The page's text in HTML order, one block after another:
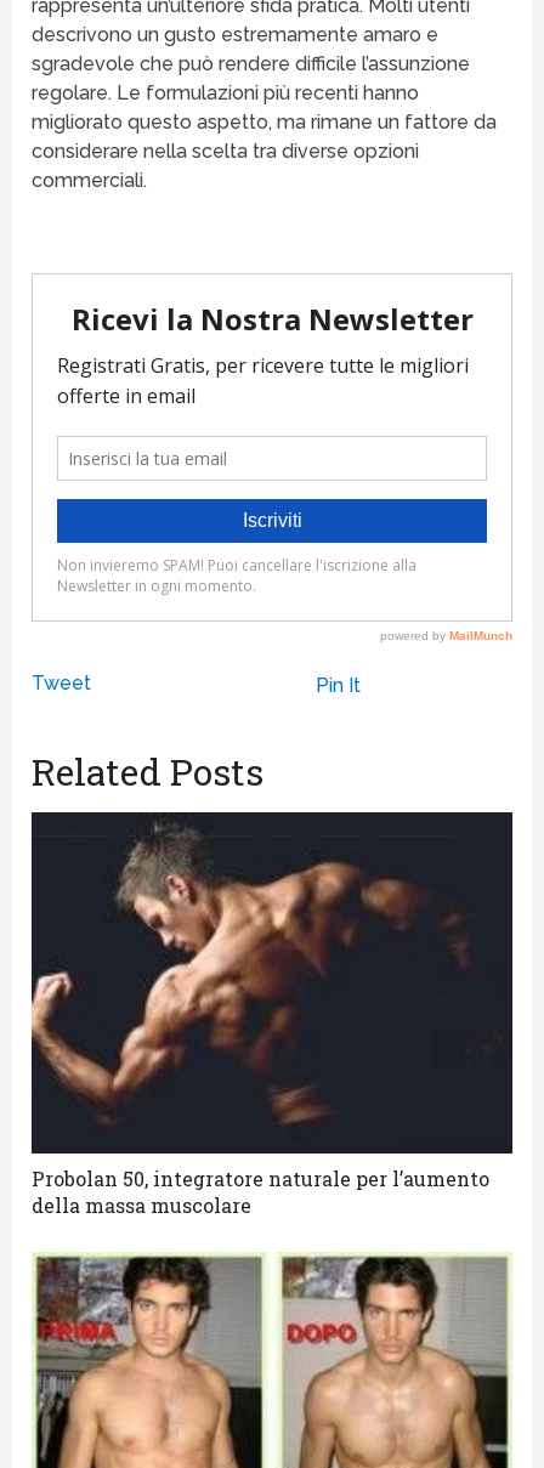
rappresenta un’ulteriore sfida pratica. Molti utenti
descrivono un gusto estremamente amaro e
sgradevole che può rendere difficile l’assunzione
regolare. Le formulazioni più recenti hanno
migliorato questo aspetto, ma rimane un fattore da
considerare nella scelta tra diverse opzioni
commerciali.
Tweet Pin It
Related Posts
Probolan 50, integratore naturale per l’aumento
della massa muscolare